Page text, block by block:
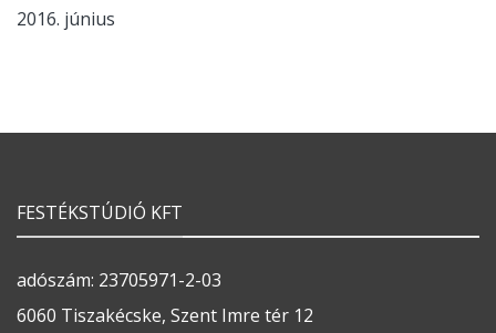
2016. június
FESTÉKSTÚDIÓ KFT
adószám: 23705971-2-03
6060 Tiszakécske, Szent Imre tér 12